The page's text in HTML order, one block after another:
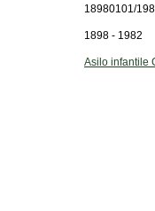
18980101/
1898 - 1982
Asilo infantile